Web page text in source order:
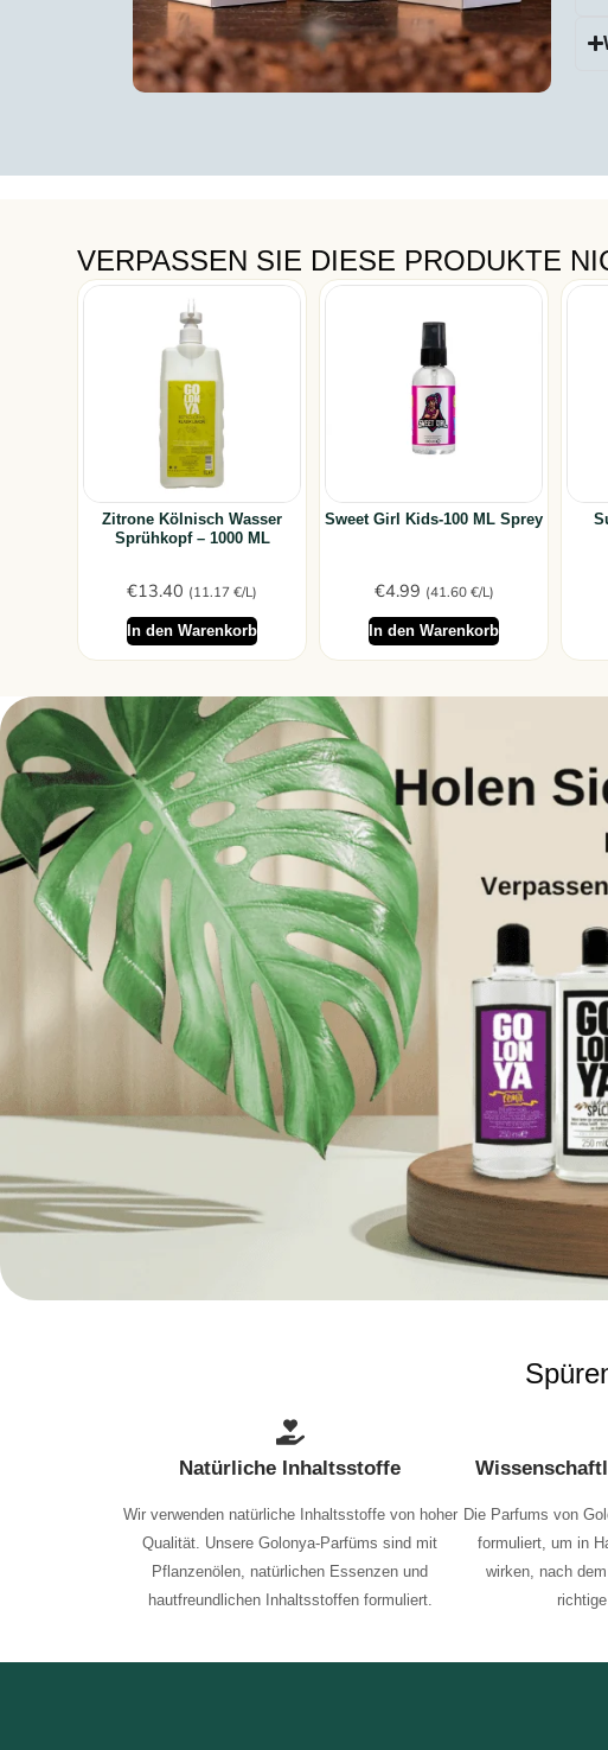
VERPASSEN SIE DIESE PRODUKTE
Zitrone Kölnisch Wasser
Sprühkopf – 1000 ML
€13.40 (11.17 €/L)
In den Warenkorb
Sweet Girl Kids-100 ML Sprey
€4.99 (41.60 €/L)
In den Warenkorb
Natürliche Inhaltsstoffe
Wir verwenden natürliche Inhaltsstoffe von hoher
Qualität. Unsere Golonya-Parfüms sind mit
Pflanzenölen, natürlichen Essenzen und
hautfreundlichen Inhaltsstoffen formuliert.
Die Parfums von
formuliert, um in
wirken, nach